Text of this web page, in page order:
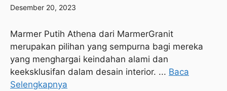
Desember 20, 2023
Marmer Putih Athena dari MarmerGranit
merupakan pilihan yang sempurna bagi mereka
yang menghargai keindahan alami dan
keeksklusifan dalam desain interior. ... Baca
Selengkapnya